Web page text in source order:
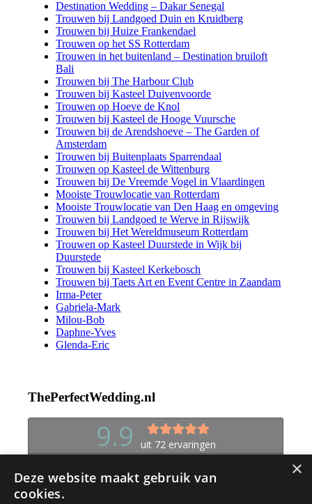
Destination Wedding – Dakar Senegal
Trouwen bij Landgoed Duin en Kruidberg
Trouwen bij Huize Frankendael
Trouwen op het SS Rotterdam
Trouwen in het buitenland – Destination bruiloft
Bali
Trouwen bij The Harbour Club
Trouwen bij Kasteel Duivenvoorde
Trouwen op Hoeve de Knol
Trouwen bij Kasteel de Hooge Vuursche
Trouwen bij de Arendshoeve – The Garden of
Amsterdam
Trouwen bij Buitenplaats Sparrendaal
Trouwen op Kasteel de Wittenburg
Trouwen bij De Vreemde Vogel in Vlaardingen
Mooiste Trouwlocatie van Rotterdam
Mooiste Trouwlocatie van Den Haag en omgeving
Trouwen bij Landgoed te Werve in Rijswijk
Trouwen bij Het Wereldmuseum Rotterdam
Trouwen op Kasteel Duurstede in Wijk bij
Duurstede
Trouwen bij Kasteel Kerkebosch
Trouwen bij Taets Art en Event Centre in Zaandam
Irma-Peter
Gabriela-Mark
Milou-Bob
Daphne-Yves
Glenda-Eric
ThePerfectWedding.nl
×
Deze website maakt gebruik van
cookies.